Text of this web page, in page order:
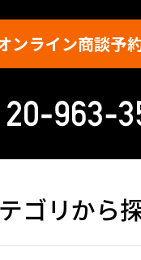
ンライン商談予
ゴリから